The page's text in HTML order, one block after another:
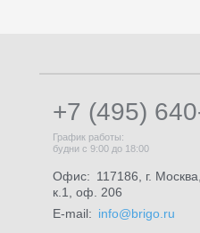
+7 (495)
График работы:
будни с 9:00 до 18:00
Офис: 117186, г.
к.1, оф. 206
E-mail: info@brigo.ru